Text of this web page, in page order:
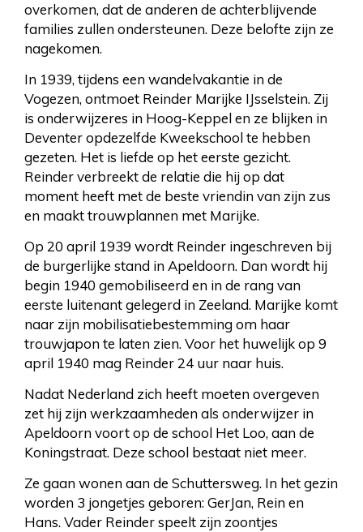
overkomen, dat de anderen de achterblijvende
families zullen ondersteunen. Deze belofte zijn ze
nagekomen.
In 1939, tijdens een wandelvakantie in de
Vogezen, ontmoet Reinder Marijke IJsselstein. Zij
is onderwijzeres in Hoog-Keppel en ze blijken in
Deventer opdezelfde Kweekschool te hebben
gezeten. Het is liefde op het eerste gezicht.
Reinder verbreekt de relatie die hij op dat
moment heeft met de beste vriendin van zijn zus
en maakt trouwplannen met Marijke.
Op 20 april 1939 wordt Reinder ingeschreven bij
de burgerlijke stand in Apeldoorn. Dan wordt hij
begin 1940 gemobiliseerd en in de rang van
eerste luitenant gelegerd in Zeeland. Marijke komt
naar zijn mobilisatiebestemming om haar
trouwjapon te laten zien. Voor het huwelijk op 9
april 1940 mag Reinder 24 uur naar huis.
Nadat Nederland zich heeft moeten overgeven
zet hij zijn werkzaamheden als onderwijzer in
Apeldoorn voort op de school Het Loo, aan de
Koningstraat. Deze school bestaat niet meer.
Ze gaan wonen aan de Schuttersweg. In het gezin
worden 3 jongetjes geboren: GerJan, Rein en
Hans. Vader Reinder speelt zijn zoontjes